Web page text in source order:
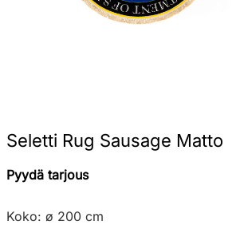
Seletti Rug Sausage Matto
Pyydä tarjous
Koko: ø 200 cm